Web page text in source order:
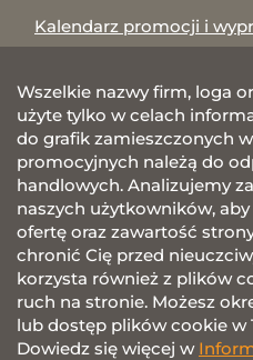
Kalendarz promocji i
Wszelkie nazwy firm, loga
użyte tylko w celach
do grafik zamieszczonych
promocyjnych należą do
handlowych. Analizujemy
naszych użytkowników,
ofertę oraz zawartość
chronić Cię przed
korzysta również z plików
ruch na stronie. Możesz
lub dostęp plików cookie w
Dowiedz się więcej w